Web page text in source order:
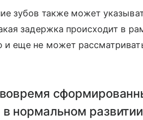
зубов также может
задержка происходит в
еще не может
нормальном